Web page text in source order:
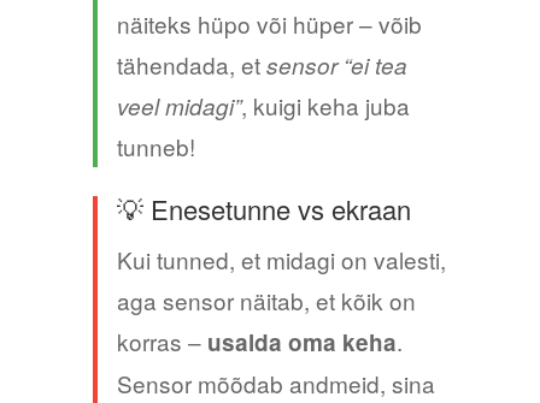
näiteks hüpo või hüper – võib
tähendada, etsensor “ei tea
veel midagi”, kuigi keha juba
tunneb!
💡 Enesetunne vs ekraan
Kui tunned, et midagi on valesti,
aga sensor näitab, et kõik on
korras – usalda oma keha.
Sensor mõõdab andmeid, sina